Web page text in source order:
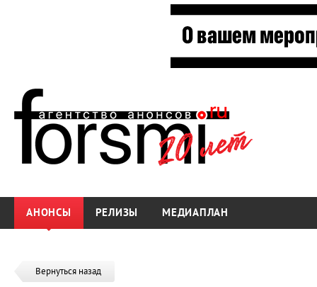
АНОНСЫ РЕЛИЗЫ МЕДИАПЛАН
Вернуться назад